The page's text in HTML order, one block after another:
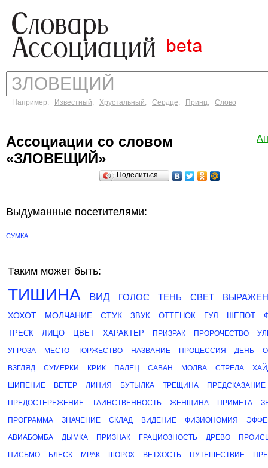
Например: Известный, Хрустальный, Сердце, Принц, Слово
Ассоциации со словом
«ЗЛОВЕЩИЙ»
Поделиться…
Выдуманные посетителями:
СУМКА
Таким может быть:
ТИШИНА ВИД ГОЛОС ТЕНЬ СВЕТ
ХОХОТ МОЛЧАНИЕ СТУК ЗВУК ОТТЕНОК ГУЛ ШЕПОТ
ТРЕСК
ЛИЦО ЦВЕТ ХАРАКТЕР ПРИЗРАК ПРОРОЧЕСТВО
УГРОЗА МЕСТО ТОРЖЕСТВО НАЗВАНИЕ ПРОЦЕССИЯ ДЕНЬ
ВЗГЛЯД СУМЕРКИ КРИК ПАЛЕЦ САВАН МОЛВА СТРЕЛА
ШИПЕНИЕ ВЕТЕР ЛИНИЯ БУТЫЛКА ТРЕЩИНА ПРЕДСКАЗАНИЕ
ПРЕДОСТЕРЕЖЕНИЕ ТАИНСТВЕННОСТЬ ЖЕНЩИНА ПРИМЕТА
ПРОГРАММА ЗНАЧЕНИЕ СКЛАД ВИДЕНИЕ ФИЗИОНОМИЯ
АВИАБОМБА ДЫМКА ПРИЗНАК ГРАЦИОЗНОСТЬ ДРЕВО
ПИСЬМО БЛЕСК МРАК ШОРОХ ВЕТХОСТЬ ПУТЕШЕСТВИЕ